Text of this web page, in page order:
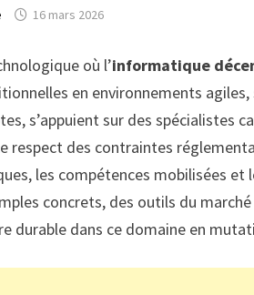
16 mars 2026
où l’informatique
en environnements
s’appuient sur des spécialistes
respect des contraintes
les compétences mobilisées
concrets, des outils du
durable dans ce domaine en